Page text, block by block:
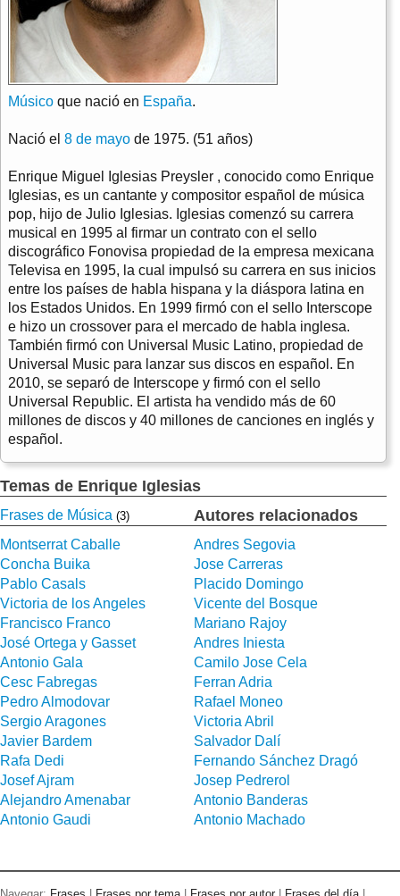
Músico que nació en España.
Nació el 8 de mayo de 1975. (51 años)
Enrique Miguel Iglesias Preysler , conocido como Enrique
Iglesias, es un cantante y compositor español de música
pop, hijo de Julio Iglesias. Iglesias comenzó su carrera
musical en 1995 al firmar un contrato con el sello
discográfico Fonovisa propiedad de la empresa mexicana
Televisa en 1995, la cual impulsó su carrera en sus inicios
entre los países de habla hispana y la diáspora latina en
los Estados Unidos. En 1999 firmó con el sello Interscope
e hizo un crossover para el mercado de habla inglesa.
También firmó con Universal Music Latino, propiedad de
Universal Music para lanzar sus discos en español. En
2010, se separó de Interscope y firmó con el sello
Universal Republic. El artista ha vendido más de 60
millones de discos y 40 millones de canciones en inglés y
español.
Temas de Enrique Iglesias
Frases de Música (3) Autores relacionados
Montserrat Caballe
Andres Segovia
Concha Buika
Jose Carreras
Pablo Casals
Placido Domingo
Victoria de los Angeles
Vicente del Bosque
Francisco Franco
Mariano Rajoy
José Ortega y Gasset
Andres Iniesta
Antonio Gala
Camilo Jose Cela
Cesc Fabregas
Ferran Adria
Pedro Almodovar
Rafael Moneo
Sergio Aragones
Victoria Abril
Javier Bardem
Salvador Dalí
Rafa Dedi
Fernando Sánchez Dragó
Josef Ajram
Josep Pedrerol
Alejandro Amenabar
Antonio Banderas
Antonio Gaudi
Antonio Machado